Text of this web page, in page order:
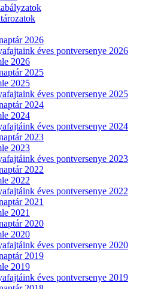
2026
éves pontversenye 2026
2026
2025
2025
éves pontversenye 2025
2024
2024
éves pontversenye 2024
2023
2023
éves pontversenye 2023
2022
2022
éves pontversenye 2022
2021
2021
2020
2020
éves pontversenye 2020
2019
2019
éves pontversenye 2019